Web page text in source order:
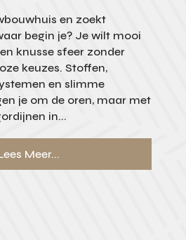
en zoekt
begin je? Je wilt mooi
knusse sfeer zonder
keuzes. Stoffen,
en slimme
je om de oren, maar met
in...
Meer...